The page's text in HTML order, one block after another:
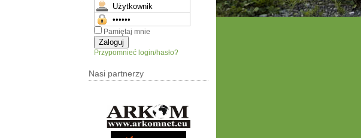
Pamiętaj mnie
Przypomnieć login/hasło?
Nasi partnerzy